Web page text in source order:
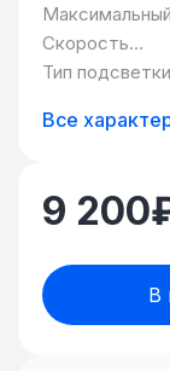
Максимальный
объем карты
памяти:
Скорость
электронного
затвора:
Тип
Все
9 200
В